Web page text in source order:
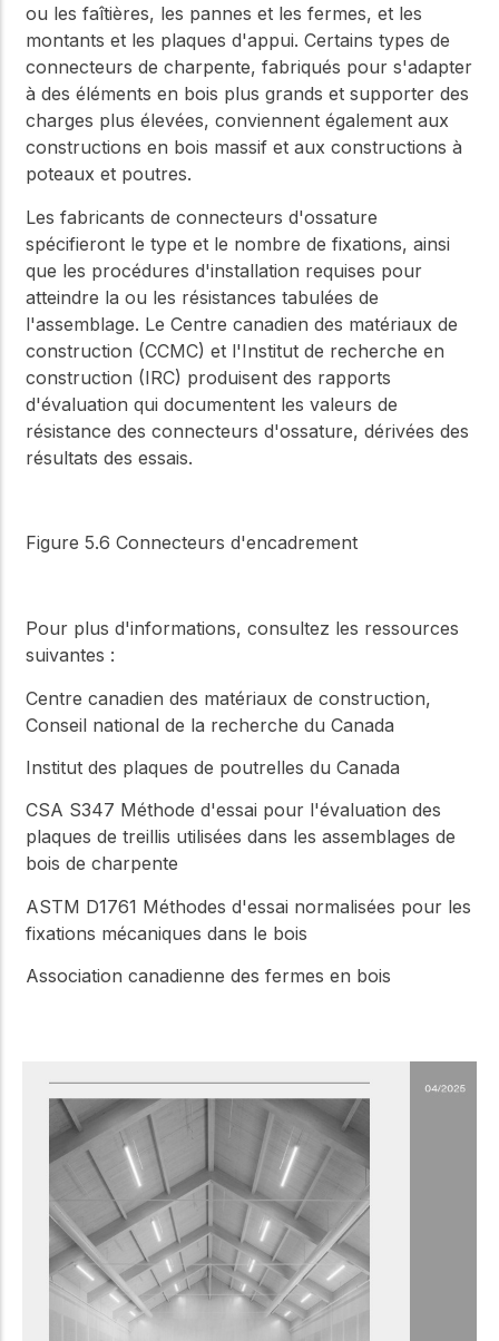
ou les faîtières, les pannes et les fermes, et les
montants et les plaques d'appui. Certains types de
connecteurs de charpente, fabriqués pour s'adapter
à des éléments en bois plus grands et supporter des
charges plus élevées, conviennent également aux
constructions en bois massif et aux constructions à
poteaux et poutres.
Les fabricants de connecteurs d'ossature
spécifieront le type et le nombre de fixations, ainsi
que les procédures d'installation requises pour
atteindre la ou les résistances tabulées de
l'assemblage. Le Centre canadien des matériaux de
construction (CCMC) et l'Institut de recherche en
construction (IRC) produisent des rapports
d'évaluation qui documentent les valeurs de
résistance des connecteurs d'ossature, dérivées des
résultats des essais.
Figure 5.6 Connecteurs d'encadrement
Pour plus d'informations, consultez les ressources
suivantes :
Centre canadien des matériaux de construction,
Conseil national de la recherche du Canada
Institut des plaques de poutrelles du Canada
CSA S347 Méthode d'essai pour l'évaluation des
plaques de treillis utilisées dans les assemblages de
bois de charpente
ASTM D1761 Méthodes d'essai normalisées pour les
fixations mécaniques dans le bois
Association canadienne des fermes en bois